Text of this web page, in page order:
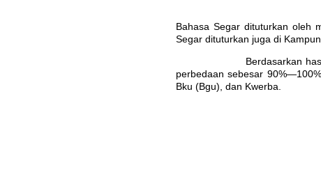
Bahasa Segar dituturkan oleh
Segar dituturkan juga di
Berdasarkan hasil
perbedaan sebesar
Bku (Bgu), dan Kwerba.